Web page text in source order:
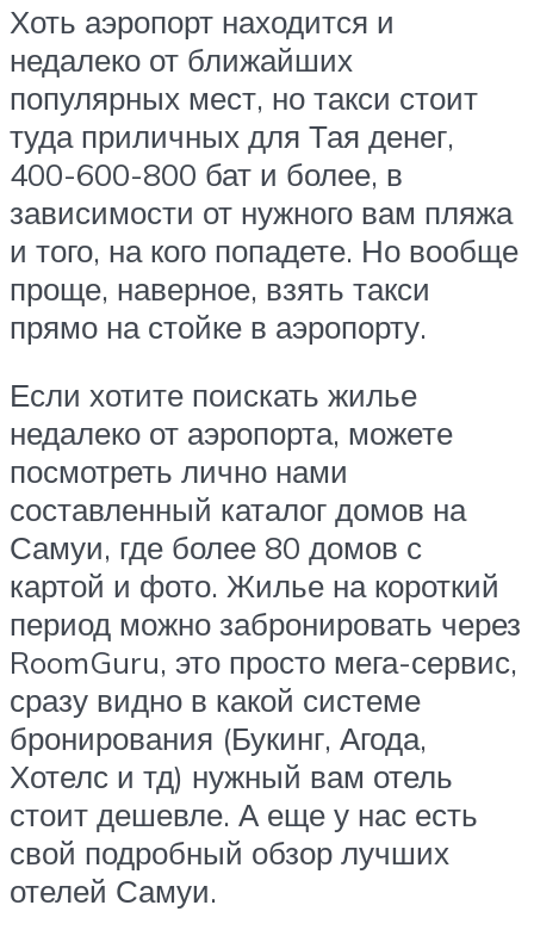
Хоть аэропорт находится и
недалеко от ближайших
популярных мест, но такси стоит
туда приличных для Тая денег,
400-600-800 бат и более, в
зависимости от нужного вам пляжа
и того, на кого попадете. Но вообще
проще, наверное, взять такси
прямо на стойке в аэропорту.
Если хотите поискать жилье
недалеко от аэропорта, можете
посмотреть лично нами
составленный каталог домов на
Самуи, где более 80 домов с
картой и фото. Жилье на короткий
период можно забронировать через
RoomGuru, это просто мега-сервис,
сразу видно в какой системе
бронирования (Букинг, Агода,
Хотелс и тд) нужный вам отель
стоит дешевле. А еще у нас есть
свой подробный обзор лучших
отелей Самуи.